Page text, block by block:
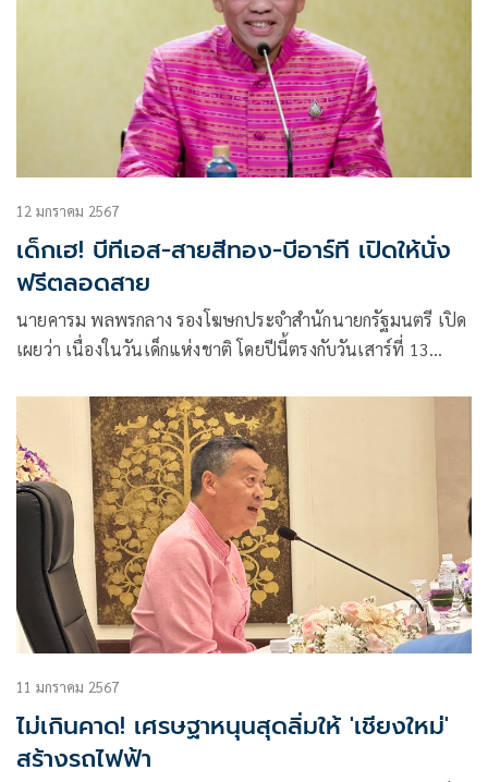
12 มกราคม 2567
เด็กเฮ! บีทีเอส-สายสีทอง-บีอาร์ที เปิดให้นั่ง
ฟรีตลอดสาย
นายคารม พลพรกลาง รองโฆษกประจำสำนักนายกรัฐมนตรี เปิด
เผยว่า เนื่องในวันเด็กแห่งชาติ โดยปีนี้ตรงกับวันเสาร์ที่ 13
11 มกราคม 2567
ไม่เกินคาด! เศรษฐาหนุนสุดลิ่มให้ 'เชียงใหม่'
สร้างรถไฟฟ้า